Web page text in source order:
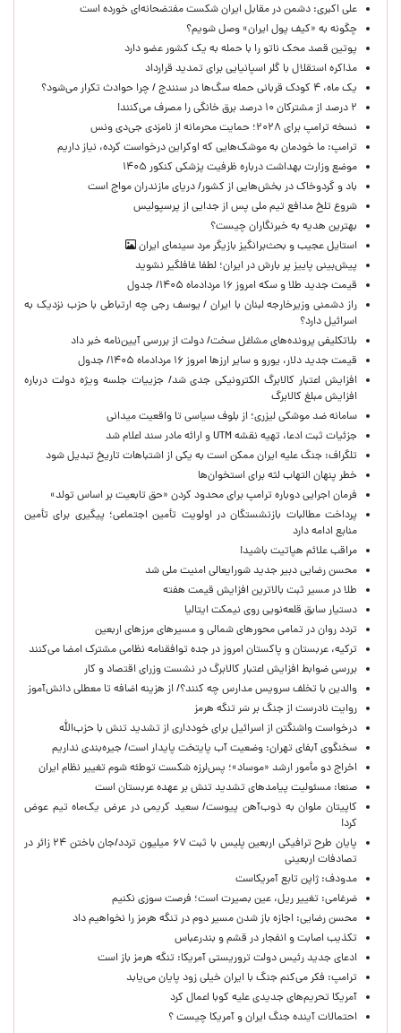
علی اکبری: دشمن در مقابل ایران شکست مفتضحانه‌ای خورده است
چگونه به «کیف پول ایران» وصل شویم؟
پوتین قصد محک ناتو را با حمله به یک کشور عضو دارد
مذاکره استقلال با گلر اسپانیایی برای تمدید قرارداد
یک ماه، ۴ کودک قربانی حمله سگ‌ها در سنندج / چرا حوادث تکرار می‌شود؟
۲ درصد از مشترکان ۱۰ درصد برق خانگی را مصرف می‌کنند!
نسخه ترامپ برای ۲۰۲۸؛ حمایت محرمانه از نامزدی جی‌دی ونس
ترامپ: ما خودمان به موشک‌هایی که اوکراین درخواست کرده، نیاز داریم
موضع وزارت بهداشت درباره ظرفیت پزشکی کنکور ۱۴۰۵
باد و گردوخاک در بخش‌هایی از کشور/ دریای مازندران مواج است
شروع تلخ مدافع تیم ملی پس از جدایی از پرسپولیس
بهترین هدیه به خبرنگاران چیست؟
استایل عجیب و بحث‌برانگیز بازیگر مرد سینمای ایران
پیش‌بینی پاییز پر بارش در ایران؛ لطفا غافلگیر نشوید
قیمت جدید طلا و سکه امروز ۱۶ مردادماه ۱۴۰۵/ جدول
راز دشمنی وزیرخارجه لبنان با ایران / یوسف رجی چه ارتباطی با حزب نزدیک به
اسرائیل دارد؟
بلاتکلیفی پرونده‌های مشاغل سخت/ دولت از بررسی آیین‌نامه خبر داد
قیمت جدید دلار، یورو و سایر ارزها امروز ۱۶ مردادماه ۱۴۰۵/ جدول
افزایش اعتبار کالابرگ الکترونیکی جدی شد/ جزییات جلسه ویژه دولت درباره
افزایش مبلغ کالابرگ
سامانه ضد موشکی لیزری؛ از بلوف سیاسی تا واقعیت میدانی
جزئیات ثبت ادعا، تهیه نقشه UTM و ارائه مادر سند اعلام شد
تلگراف: جنگ علیه ایران ممکن است به یکی از اشتباهات تاریخ تبدیل شود
خطر پنهان التهاب لثه برای استخوان‌ها
فرمان اجرایی دوباره ترامپ برای محدود کردن «حق تابعیت بر اساس تولد»
پرداخت مطالبات بازنشستگان در اولویت تأمین اجتماعی؛ پیگیری برای تأمین
منابع ادامه دارد
مراقب علائم هپاتیت باشید!
محسن رضایی دبیر جدید شورایعالی امنیت ملی شد
طلا در مسیر ثبت بالاترین افزایش قیمت هفته
دستیار سابق قلعه‌نویی روی نیمکت ایتالیا
تردد روان در تمامی محورهای شمالی و مسیرهای مرزهای اربعین
ترکیه، عربستان و پاکستان امروز در جده توافقنامه نظامی مشترک امضا می‌کنند
بررسی ضوابط افزایش اعتبار کالابرگ در نشست وزرای اقتصاد و کار
والدین با تخلف سرویس مدارس چه کنند؟/ از هزینه اضافه تا معطلی دانش‌آموز
روایت نادرست از جنگ بر سَر تنگه هرمز
درخواست واشنگتن از اسرائیل برای خودداری از تشدید تنش با حزب‌الله
سخنگوی آبفای تهران: وضعیت آب پایتخت پایدار است/ جیره‌بندی نداریم
اخراج دو مأمور ارشد «موساد»؛ پس‌لرزه شکست توطئه شوم تغییر نظام ایران
صنعا: مسئولیت پیامدهای تشدید تنش بر عهده عربستان است
کاپیتان ملوان به ذوب‌آهن پیوست/ سعید کریمی در عرض یک‌ماه تیم عوض
کرد!
پایان طرح ترافیکی اربعین پلیس با ثبت ۶۷ میلیون تردد/جان باختن ۲۴ زائر در
تصادفات اربعینی
مدودف: ژاپن تابع آمریکاست
ضرغامی: تغییر ریل، عین بصیرت است؛ فرصت سوزی نکنیم
محسن رضایی: اجازه باز شدن مسیر دوم در تنگه هرمز را نخواهیم داد
تکذیب اصابت و انفجار در قشم و بندرعباس
ادعای جدید رئیس دولت تروریستی آمریکا: تنگه هرمز باز است
ترامپ: فکر می‌کنم جنگ با ایران خیلی زود پایان می‌یابد
آمریکا تحریم‌های جدیدی علیه کوبا اعمال کرد
احتمالات آینده جنگ ایران و آمریکا چیست ؟